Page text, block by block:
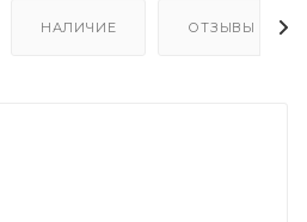
НАЛИЧИЕ ОТЗЫВЫ